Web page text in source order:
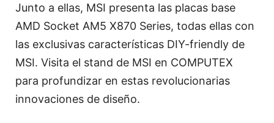
Junto a ellas, MSI presenta las placas base
AMD Socket AM5 X870 Series, todas ellas con
las exclusivas características DIY-friendly de
MSI. Visita el stand de MSI en COMPUTEX
para profundizar en estas revolucionarias
innovaciones de diseño.